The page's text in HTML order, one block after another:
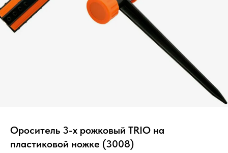
Ороситель 3-х рожковый TRIO на
пластиковой ножке (3008)